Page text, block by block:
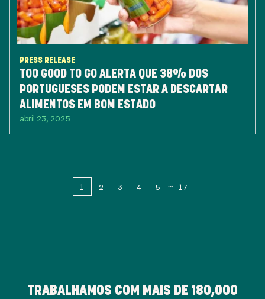
PRESS RELEASE
TOO GOOD TO GO ALERTA QUE 38% DOS
PORTUGUESES PODEM ESTAR A DESCARTAR
ALIMENTOS EM BOM ESTADO
abril 23, 2025
1 2 3 4 5 17
TRABALHAMOS COM MAIS DE 180,000